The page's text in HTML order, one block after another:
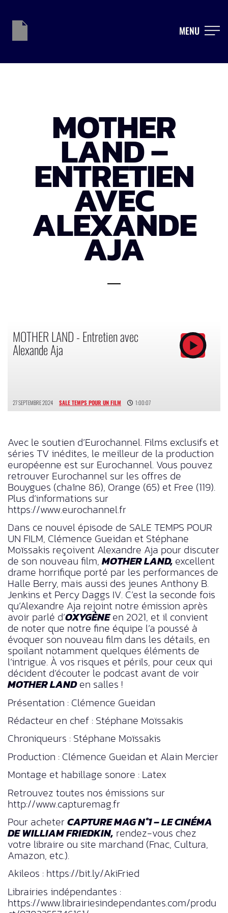
MENU
MOTHER
LAND –
ENTRETIEN
AVEC
ALEXANDE
AJA
MOTHER LAND - Entretien avec
Alexande Aja
27 SEPTEMBRE 2024 SALE TEMPS POUR UN FILM 1:00:07
Avec le soutien d’Eurochannel. Films exclusifs et
séries TV inédites, le meilleur de la production
européenne est sur Eurochannel. Vous pouvez
retrouver Eurochannel sur les offres de
Bouygues (chaîne 86), Orange (65) et Free (119).
Plus d’informations sur
https://www.eurochannel.fr
Dans ce nouvel épisode de SALE TEMPS POUR
UN FILM, Clémence Gueidan et Stéphane
Moïssakis reçoivent Alexandre Aja pour discuter
de son nouveau film,MOTHER LAND, excellent
drame horrifique porté par les performances de
Halle Berry, mais aussi des jeunes Anthony B.
Jenkins et Percy Daggs IV. C’est la seconde fois
qu’Alexandre Aja rejoint notre émission après
avoir parlé d’OXYGÈNEen 2021, et il convient
de noter que notre fine équipe l’a poussé à
évoquer son nouveau film dans les détails, en
spoilant notamment quelques éléments de
l’intrigue. À vos risques et périls, pour ceux qui
décident d’écouter le podcast avant de voir
MOTHER LANDen salles !
Présentation : Clémence Gueidan
Rédacteur en chef : Stéphane Moïssakis
Chroniqueurs : Stéphane Moïssakis
Production : Clémence Gueidan et Alain Mercier
Montage et habillage sonore : Latex
Retrouvez toutes nos émissions sur
http://www.capturemag.fr
Pour acheterCAPTURE MAG N°1 – LE CINÉMA
DE WILLIAM FRIEDKIN, rendez-vous chez
votre libraire ou site marchand (Fnac, Cultura,
Amazon, etc.).
Akileos : https://bit.ly/AkiFried
Librairies indépendantes :
https://www.librairiesindependantes.com/produ